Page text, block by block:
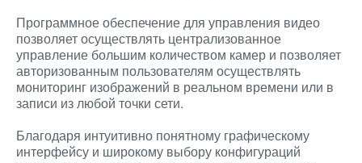
Программное обеспечение для управления видео
позволяет осуществлять централизованное
управление большим количеством камер и позволяет
авторизованным пользователям осуществлять
мониторинг изображений в реальном времени или в
записи из любой точки сети.
Благодаря интуитивно понятному графическому
интерфейсу и широкому выбору конфигураций